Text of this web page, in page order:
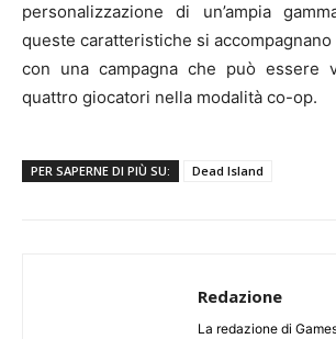
personalizzazione di un’ampia
queste caratteristiche si accompagnano
con una campagna che può essere
quattro giocatori nella modalità co-op.
PER SAPERNE DI PIÙ SU: Dead Island
Redazione
La redazione di